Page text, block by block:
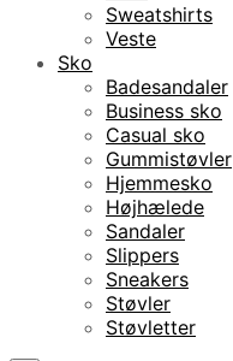
Sweatshirts
Veste
Sko
Badesandaler
Business sko
Casual sko
Gummistøvler
Hjemmesko
Højhælede
Sandaler
Slippers
Sneakers
Støvler
Støvletter